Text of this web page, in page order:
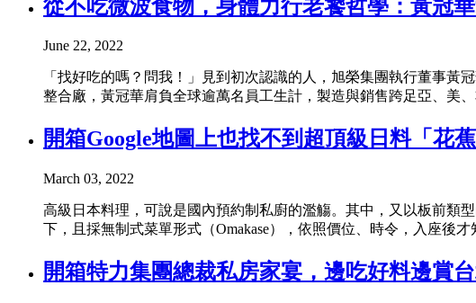
從不吃微波食物，身體力行老饕哲學：黃冠
June 22, 2022
「找好吃的嗎？問我！」見到初次認識的人，旭榮集團執行董事
整合廠，黃冠華肩負全球逾萬名員工生計，製造與銷售跨足亞、美
開箱Google地圖上也找不到超頂級日料「花
March 03, 2022
高級日本料理，可說是國內預約制私廚的濫觴。其中，又以板前類
下，且採無制式菜單形式（Omakase），依照價位、時令，入座後
開箱特力集團總裁私房家宴，邊吃好料邊賞